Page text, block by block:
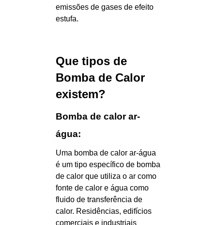
emissões de gases de efeito
estufa.
Que tipos de
Bomba de Calor
existem?
Bomba de calor ar-
água:
Uma bomba de calor ar-água
é um tipo específico de bomba
de calor que utiliza o ar como
fonte de calor e água como
fluido de transferência de
calor. Residências, edifícios
comerciais e industriais